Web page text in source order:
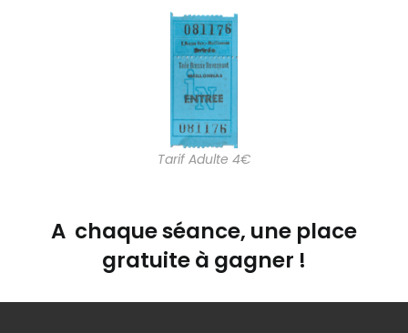
Tarif Adulte 4€
A chaque séance, une place
gratuite à gagner !